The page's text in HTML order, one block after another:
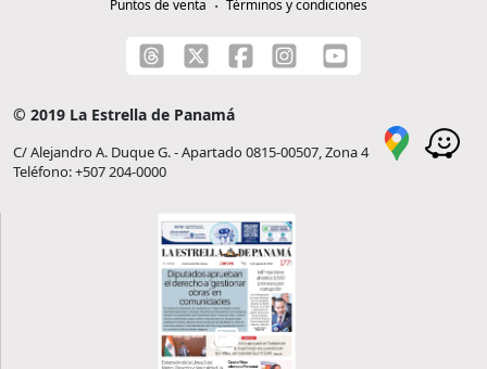
Puntos de venta
Términos y condiciones
© 2019 La Estrella de Panamá
C/ Alejandro A. Duque G. - Apartado 0815-00507, Zona 4
Teléfono: +507 204-0000